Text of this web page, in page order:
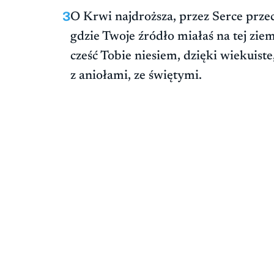
3O Krwi najdroższa, przez Serce
gdzie Twoje źródło miałaś na tej
cześć Tobie niesiem, dzięki
z aniołami, ze świętymi.